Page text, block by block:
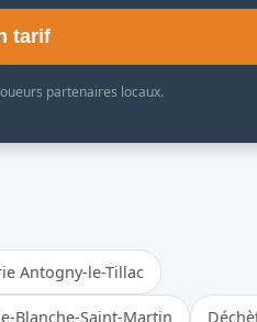
tarif
partenaires locaux.
Antogny-le-Tillac
Blanche-Saint-Martin